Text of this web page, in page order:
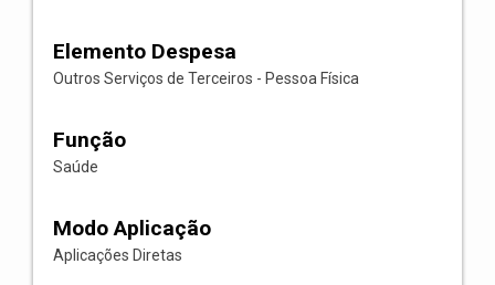
Elemento Despesa
Outros Serviços de Terceiros - Pessoa Física
Função
Saúde
Modo Aplicação
Aplicações Diretas